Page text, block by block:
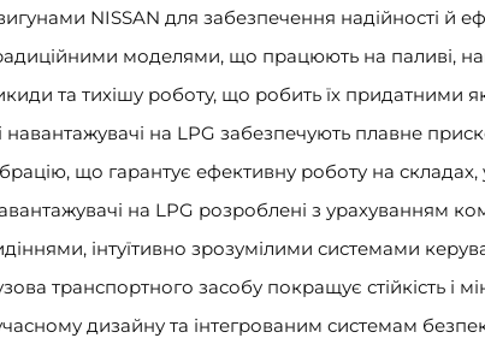
NISSAN для забезпечення надійності й
моделями, що працюють на паливі,
та тихішу роботу, що робить їх придатними
навантажувачі на LPG забезпечують плавне
що гарантує ефективну роботу на
на LPG розроблені з урахуванням
інтуїтивно зрозумілими системами
транспортного засобу покращує стійкість і
дизайну та інтегрованим системам